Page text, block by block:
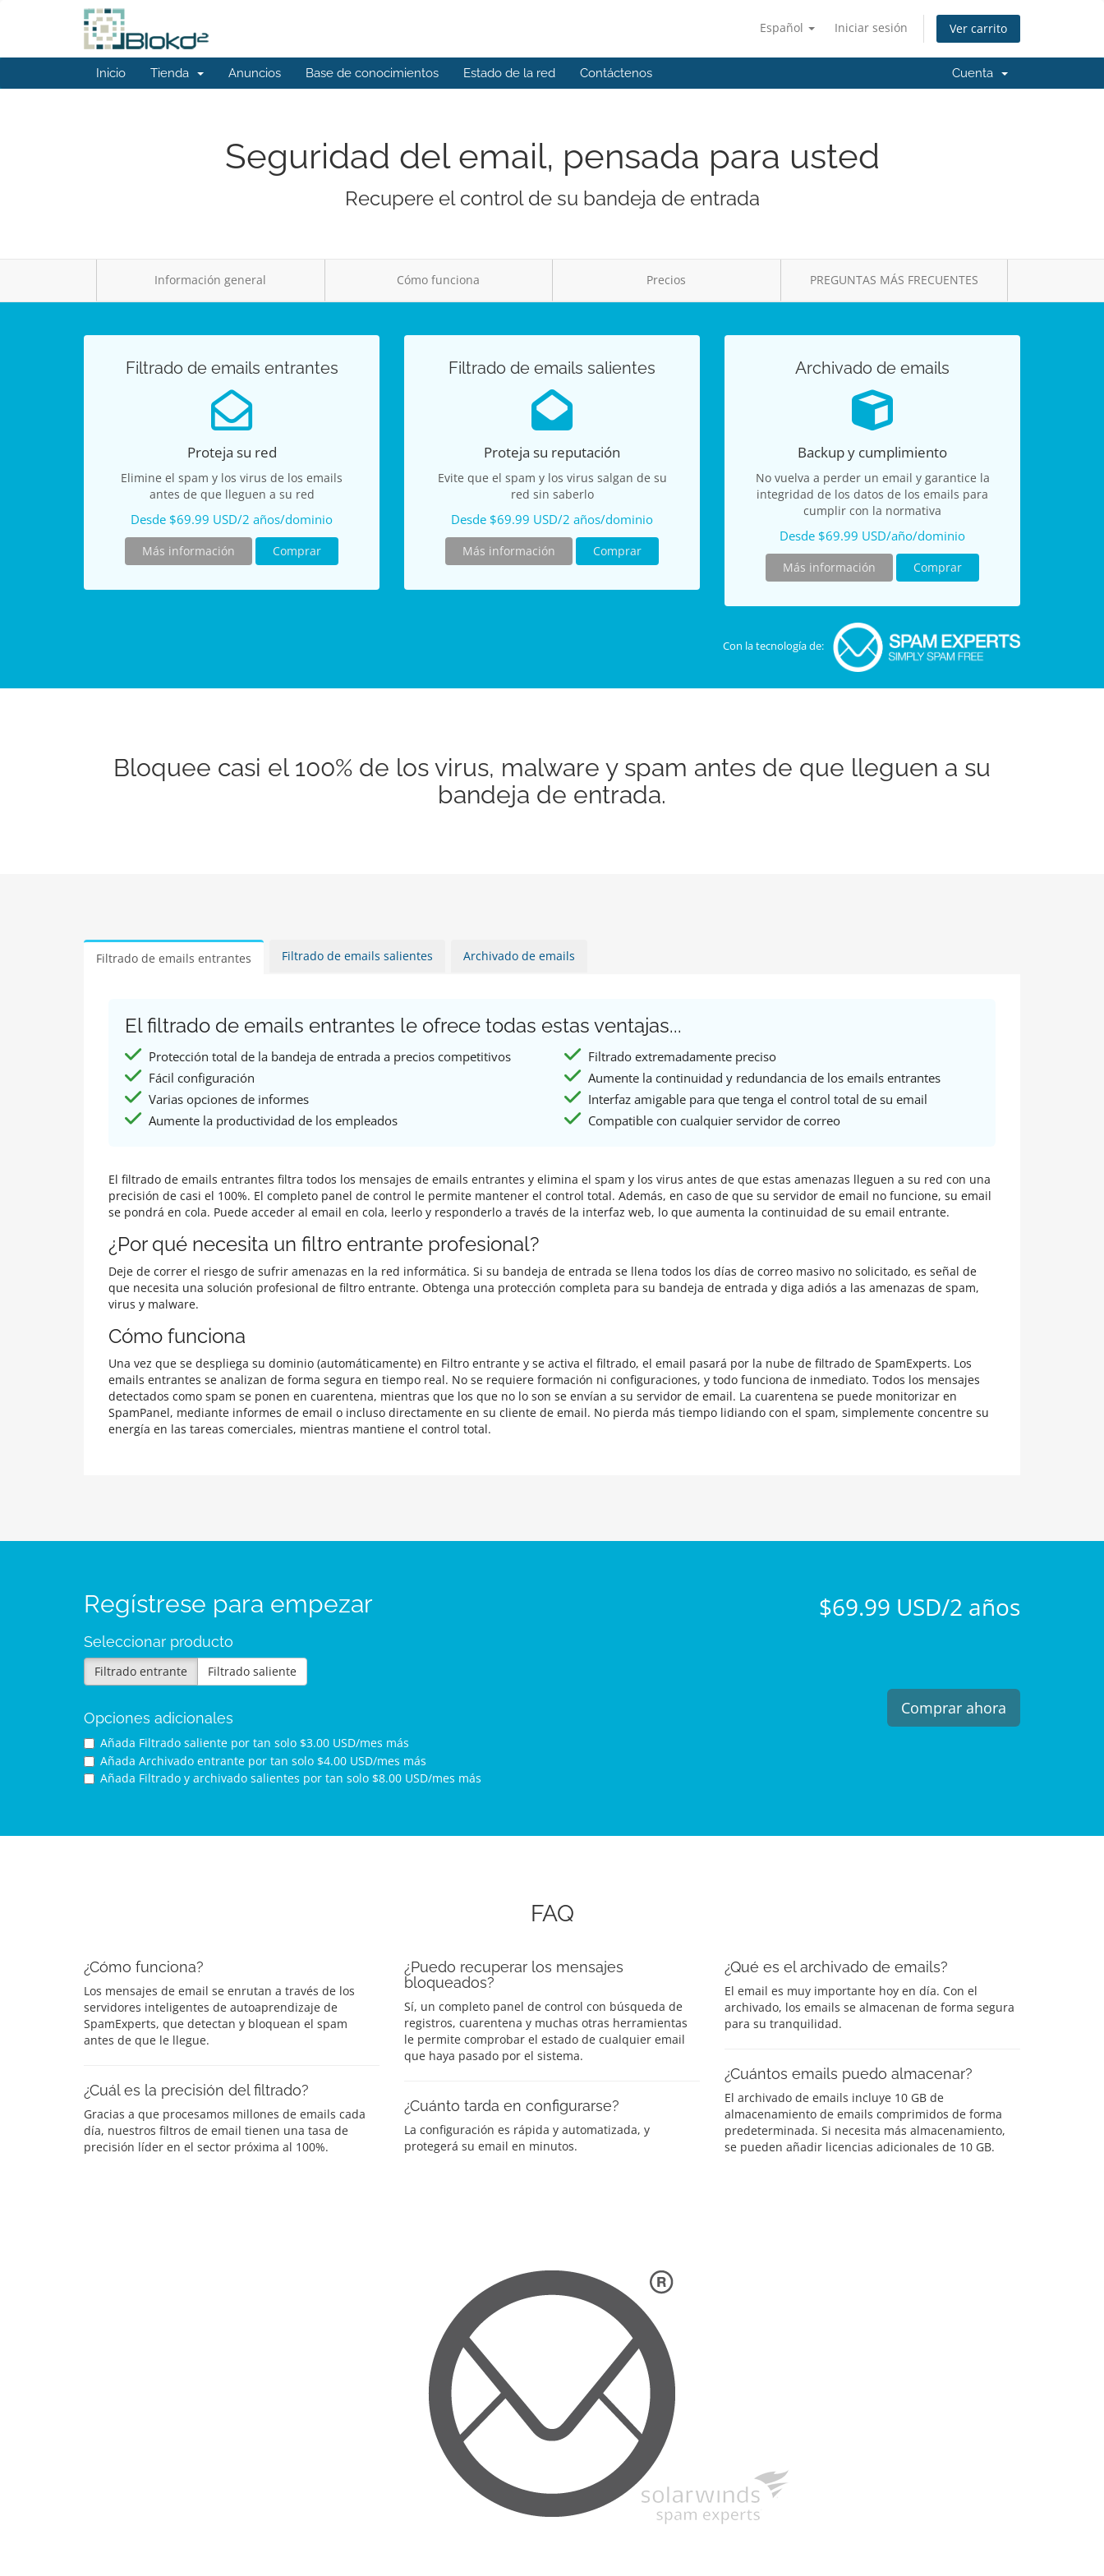
Español Iniciar sesión Ver carrito
Inicio Tienda Anuncios Base de conocimientos Estado de la red Contáctenos Cuenta
Seguridad del email, pensada para usted
Recupere el control de su bandeja de entrada
Información general Cómo funciona Precios PREGUNTAS MÁS FRECUENTES
Filtrado de emails entrantes
Proteja su red
Elimine el spam y los virus de los emails
antes de que lleguen a su red
Desde $69.99 USD/2 años/dominio
Más información Comprar
Filtrado de emails salientes
Proteja su reputación
Evite que el spam y los virus salgan de su
red sin saberlo
Desde $69.99 USD/2 años/dominio
Más información Comprar
Archivado de emails
Backup y cumplimiento
No vuelva a perder un email y garantice la
integridad de los datos de los emails para
cumplir con la normativa
Desde $69.99 USD/año/dominio
Más información Comprar
Con la tecnología de:
Bloquee casi el 100% de los virus, malware y spam antes de que lleguen a su
bandeja de entrada.
Filtrado de emails entrantes Filtrado de emails salientes Archivado de emails
El filtrado de emails entrantes le ofrece todas estas ventajas...
Protección total de la bandeja de entrada a precios competitivos
Filtrado extremadamente preciso
Fácil configuración
Aumente la continuidad y redundancia de los emails entrantes
Varias opciones de informes
Interfaz amigable para que tenga el control total de su email
Aumente la productividad de los empleados
Compatible con cualquier servidor de correo
El filtrado de emails entrantes filtra todos los mensajes de emails entrantes y elimina el spam y los virus antes de que estas amenazas lleguen a su red con una
precisión de casi el 100%. El completo panel de control le permite mantener el control total. Además, en caso de que su servidor de email no funcione, su email
se pondrá en cola. Puede acceder al email en cola, leerlo y responderlo a través de la interfaz web, lo que aumenta la continuidad de su email entrante.
¿Por qué necesita un filtro entrante profesional?
Deje de correr el riesgo de sufrir amenazas en la red informática. Si su bandeja de entrada se llena todos los días de correo masivo no solicitado, es señal de
que necesita una solución profesional de filtro entrante. Obtenga una protección completa para su bandeja de entrada y diga adiós a las amenazas de spam,
virus y malware.
Cómo funciona
Una vez que se despliega su dominio (automáticamente) en Filtro entrante y se activa el filtrado, el email pasará por la nube de filtrado de SpamExperts. Los
emails entrantes se analizan de forma segura en tiempo real. No se requiere formación ni configuraciones, y todo funciona de inmediato. Todos los mensajes
detectados como spam se ponen en cuarentena, mientras que los que no lo son se envían a su servidor de email. La cuarentena se puede monitorizar en
SpamPanel, mediante informes de email o incluso directamente en su cliente de email. No pierda más tiempo lidiando con el spam, simplemente concentre su
energía en las tareas comerciales, mientras mantiene el control total.
Regístrese para empezar
Seleccionar producto
Filtrado entrante Filtrado saliente
Opciones adicionales
Añada Filtrado saliente por tan solo $3.00 USD/mes más
Añada Archivado entrante por tan solo $4.00 USD/mes más
Añada Filtrado y archivado salientes por tan solo $8.00 USD/mes más
$69.99 USD/2 años
Comprar ahora
FAQ
¿Cómo funciona?
Los mensajes de email se enrutan a través de los
servidores inteligentes de autoaprendizaje de
SpamExperts, que detectan y bloquean el spam
antes de que le llegue.
¿Cuál es la precisión del filtrado?
Gracias a que procesamos millones de emails cada
día, nuestros filtros de email tienen una tasa de
precisión líder en el sector próxima al 100%.
¿Puedo recuperar los mensajes
bloqueados?
Sí, un completo panel de control con búsqueda de
registros, cuarentena y muchas otras herramientas
le permite comprobar el estado de cualquier email
que haya pasado por el sistema.
¿Cuánto tarda en configurarse?
La configuración es rápida y automatizada, y
protegerá su email en minutos.
¿Qué es el archivado de emails?
El email es muy importante hoy en día. Con el
archivado, los emails se almacenan de forma segura
para su tranquilidad.
¿Cuántos emails puedo almacenar?
El archivado de emails incluye 10 GB de
almacenamiento de emails comprimidos de forma
predeterminada. Si necesita más almacenamiento,
se pueden añadir licencias adicionales de 10 GB.